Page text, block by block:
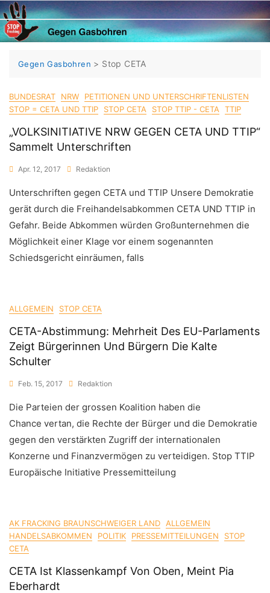
Skip
to
content
Gegen Gasbohren > Stop CETA
BUNDESRAT NRW
PETITIONEN UND UNTERSCHRIFTENLISTEN
STOP = CETA UND TTIP
STOP CETA STOP TTIP - CETA TTIP
„VOLKSINITIATIVE NRW GEGEN CETA UND TTIP“
Sammelt Unterschriften
Apr. 12, 2017 Redaktion
Unterschriften gegen CETA und TTIP Unsere Demokratie
gerät durch die Freihandelsabkommen CETA UND TTIP in
Gefahr. Beide Abkommen würden Großunternehmen die
Möglichkeit einer Klage vor einem sogenannten
Schiedsgericht einräumen, falls
ALLGEMEIN STOP CETA
CETA-Abstimmung: Mehrheit Des EU-Parlaments
Zeigt Bürgerinnen Und Bürgern Die Kalte
Schulter
Feb. 15, 2017 Redaktion
Die Parteien der grossen Koalition haben die
Chance vertan, die Rechte der Bürger und die Demokratie
gegen den verstärkten Zugriff der internationalen
Konzerne und Finanzvermögen zu verteidigen. Stop TTIP
Europäische Initiative Pressemitteilung
AK FRACKING BRAUNSCHWEIGER LAND ALLGEMEIN
HANDELSABKOMMEN
POLITIK PRESSEMITTEILUNGEN
STOP
CETA
CETA Ist Klassenkampf Von Oben, Meint Pia
Eberhardt